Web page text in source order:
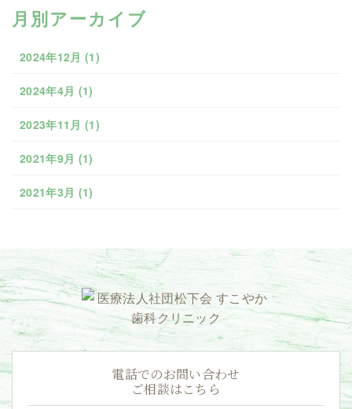
月別アーカイブ
2024年12月 (1)
2024年4月 (1)
2023年11月 (1)
2021年9月 (1)
2021年3月 (1)
電話でのお問い合わせ
ご相談はこちら